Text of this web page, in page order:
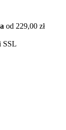
od 229,00 zł
SSL